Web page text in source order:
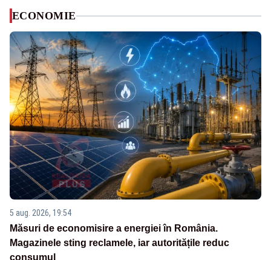
ECONOMIE
5 aug. 2026, 19:54
Măsuri de economisire a energiei în România.
Magazinele sting reclamele, iar autoritățile reduc
consumul